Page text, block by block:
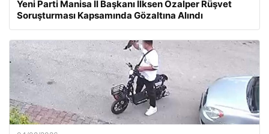
Yeni Parti Manisa İl Başkanı İlksen Özalper Rüşvet
Soruşturması Kapsamında Gözaltına Alındı